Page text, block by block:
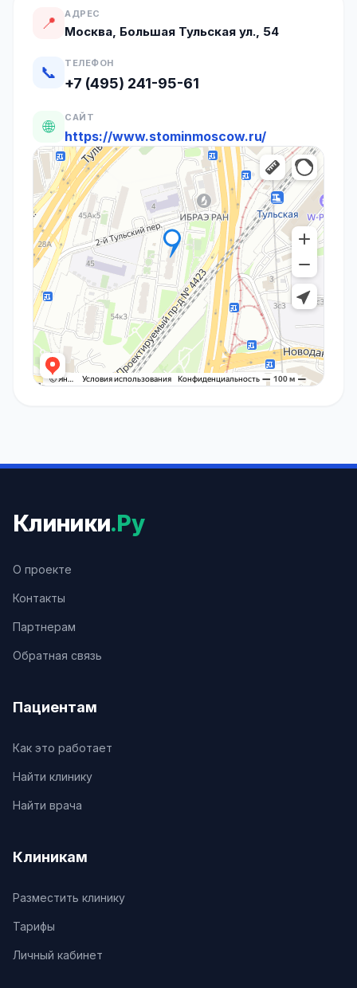
📍 АДРЕС
Москва, Большая Тульская ул., 54
📞 ТЕЛЕФОН
+7 (495) 241-95-61
🌐 САЙТ
https://www.stominmoscow.ru/
Клиники.Ру
О проекте
Контакты
Партнерам
Обратная связь
Пациентам
Как это работает
Найти клинику
Найти врача
Клиникам
Разместить клинику
Тарифы
Личный кабинет